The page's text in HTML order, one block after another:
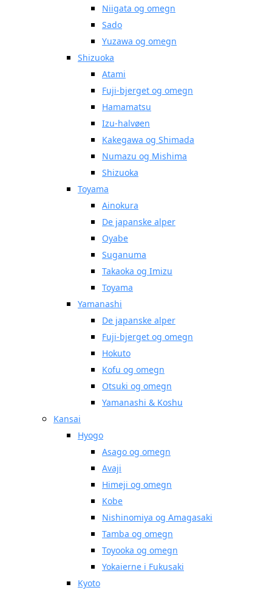
Niigata og omegn
Sado
Yuzawa og omegn
Shizuoka
Atami
Fuji-bjerget og omegn
Hamamatsu
Izu-halvøen
Kakegawa og Shimada
Numazu og Mishima
Shizuoka
Toyama
Ainokura
De japanske alper
Oyabe
Suganuma
Takaoka og Imizu
Toyama
Yamanashi
De japanske alper
Fuji-bjerget og omegn
Hokuto
Kofu og omegn
Otsuki og omegn
Yamanashi & Koshu
Kansai
Hyogo
Asago og omegn
Avaji
Himeji og omegn
Kobe
Nishinomiya og Amagasaki
Tamba og omegn
Toyooka og omegn
Yokaierne i Fukusaki
Kyoto